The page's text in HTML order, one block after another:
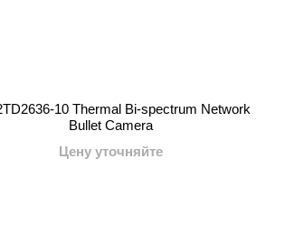
10 Thermal Bi-spectrum Network
Bullet Camera
Цену уточняйте